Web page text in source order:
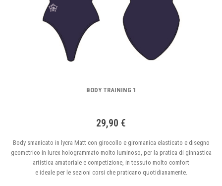
BODY TRAINING 1
29,90 €
Body smanicato in lycra Matt con girocollo e giromanica elasticato e disegno
geometrico in lurex hologrammato molto luminoso, per la pratica di ginnastica
artistica amatoriale e competizione, in tessuto molto comfort
e ideale per le sezioni corsi che praticano quotidianamente.